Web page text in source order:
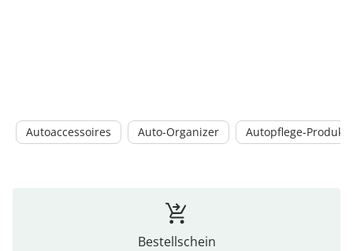
Autoaccessoires Auto-Organizer Autopflege-Produkte
Bestellschein